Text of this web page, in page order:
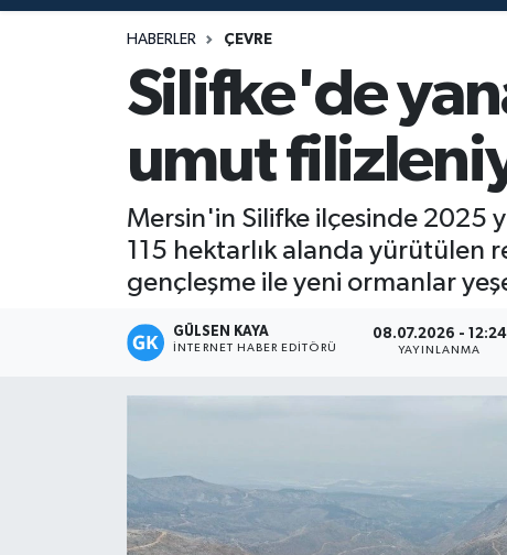
HABERLER ÇEVRE
Silifke'de
umut
Mersin'in Silifke ilçesinde 2025
115 hektarlık alanda yürütülen
gençleşme ile yeni ormanlar
GÜLSEN KAYA
İNTERNET HABER EDITÖRÜ
08.07.2026 - 12:24
YAYINLANMA
Magazin
Mersin Tarihi
Özel Haber
Resmi İlan
Sürmanşet
Teknoloji